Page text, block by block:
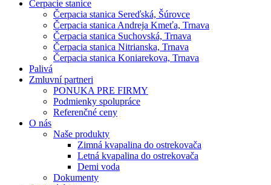
Čerpacie stanice
Čerpacia stanica Sereďská, Šúrovce
Čerpacia stanica Andreja Kmeťa, Trnava
Čerpacia stanica Suchovská, Trnava
Čerpacia stanica Nitrianska, Trnava
Čerpacia stanica Koniarekova, Trnava
Palivá
Zmluvní partneri
PONUKA PRE FIRMY
Podmienky spolupráce
Referenčné ceny
O nás
Naše produkty
Zimná kvapalina do ostrekovača
Letná kvapalina do ostrekovača
Demi voda
Dokumenty